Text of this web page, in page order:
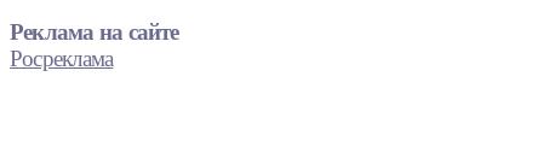
Реклама на сайте
Росреклама